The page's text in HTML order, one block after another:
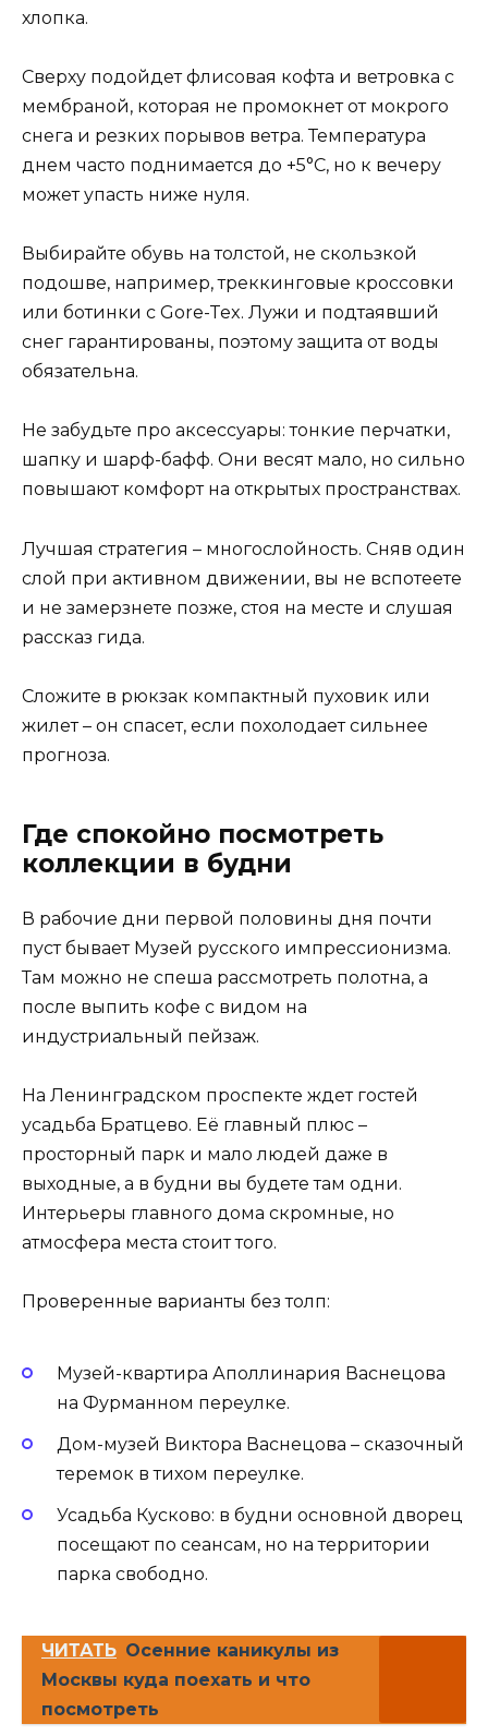
хлопка.
Сверху подойдет флисовая кофта и ветровка с
мембраной, которая не промокнет от мокрого
снега и резких порывов ветра. Температура
днем часто поднимается до +5°C, но к вечеру
может упасть ниже нуля.
Выбирайте обувь на толстой, не скользкой
подошве, например, треккинговые кроссовки
или ботинки с Gore-Tex. Лужи и подтаявший
снег гарантированы, поэтому защита от воды
обязательна.
Не забудьте про аксессуары: тонкие перчатки,
шапку и шарф-бафф. Они весят мало, но сильно
повышают комфорт на открытых пространствах.
Лучшая стратегия – многослойность. Сняв один
слой при активном движении, вы не вспотеете
и не замерзнете позже, стоя на месте и слушая
рассказ гида.
Сложите в рюкзак компактный пуховик или
жилет – он спасет, если похолодает сильнее
прогноза.
Где спокойно посмотреть
коллекции в будни
В рабочие дни первой половины дня почти
пуст бывает Музей русского импрессионизма.
Там можно не спеша рассмотреть полотна, а
после выпить кофе с видом на
индустриальный пейзаж.
На Ленинградском проспекте ждет гостей
усадьба Братцево. Её главный плюс –
просторный парк и мало людей даже в
выходные, а в будни вы будете там одни.
Интерьеры главного дома скромные, но
атмосфера места стоит того.
Проверенные варианты без толп:
Музей-квартира Аполлинария Васнецова
на Фурманном переулке.
Дом-музей Виктора Васнецова – сказочный
теремок в тихом переулке.
Усадьба Кусково: в будни основной дворец
посещают по сеансам, но на территории
парка свободно.
ЧИТАТЬ Осенние каникулы из
Москвы куда поехать и что
посмотреть